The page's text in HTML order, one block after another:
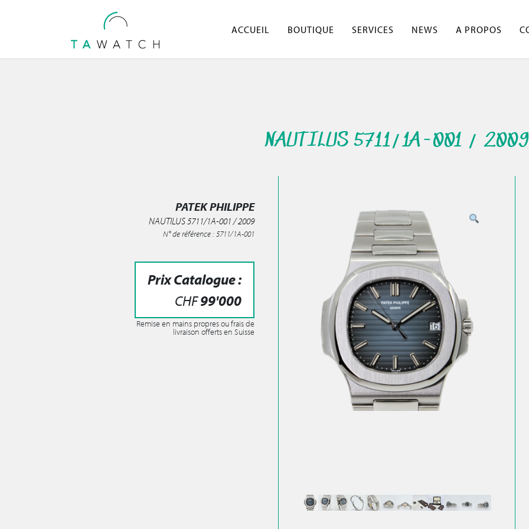
ACCUEIL BOUTIQUE SERVICES NEWS A PROPOS
NAUTILUS 5711/1A-001 / 2009
PATEK PHILIPPE
NAUTILUS 5711/1A-001 / 2009
N° de référence : 5711/1A-001
Prix Catalogue :
CHF99'000
Remise en mains propres ou frais de
livraison offerts en Suisse